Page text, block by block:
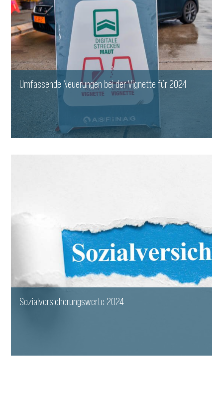
Umfassende Neuerungen bei der Vignette für 2024
Sozialversicherungswerte 2024